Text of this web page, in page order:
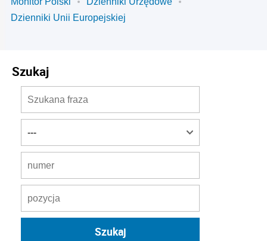
Dzienniki Unii Europejskiej
Szukaj